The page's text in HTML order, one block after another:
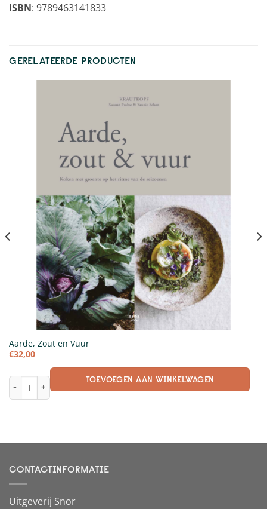
ISBN: 9789463141833
GERELATEERDE PRODUCTEN
Aarde, Zout en Vuur
€32,00
Aarde, Zout en Vuur aantalTOEVOEGEN AAN WINKELWAGEN
CONTACTINFORMATIE
Uitgeverij Snor